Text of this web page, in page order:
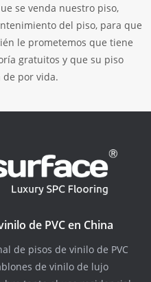
se venda nuestro piso,
del piso, para que
le prometemos que tiene
gratuitos y que su piso
por vida.
de PVC en China
de pisos de vinilo de PVC
de vinilo de lujo